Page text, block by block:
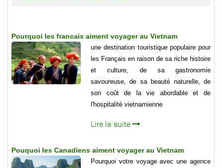
Pourquoi les francais aiment voyager au Vietnam
une destination touristique populaire pour
les Français en raison de sa riche histoire
et culture, de sa gastronomie
savoureuse, de sa beauté naturelle, de
son coût de la vie abordable et de
l'hospitalité vietnamienne
Lire la suite
Pouquoi les Canadiens aiment voyager au Vietnam
Pourquoi votre voyage avec une agence